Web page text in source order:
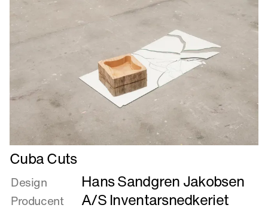
Læs
mere
om
Cuba
Cuts
Cuba Cuts
Design Hans Sandgren Jakobsen
Producent A/S Inventarsnedkeriet